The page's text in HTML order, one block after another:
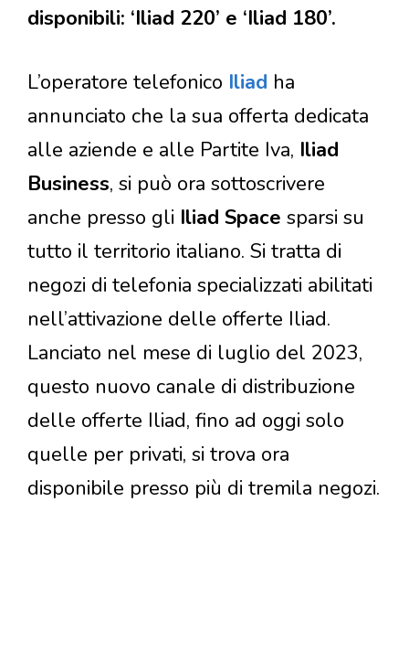
disponibili: ‘Iliad 220’ e ‘Iliad 180’.
L’operatore telefonico Iliad ha
annunciato che la sua offerta dedicata
alle aziende e alle Partite Iva, Iliad
Business, si può ora sottoscrivere
anche presso gli Iliad Space sparsi su
tutto il territorio italiano. Si tratta di
negozi di telefonia specializzati abilitati
nell’attivazione delle offerte Iliad.
Lanciato nel mese di luglio del 2023,
questo nuovo canale di distribuzione
delle offerte Iliad, fino ad oggi solo
quelle per privati, si trova ora
disponibile presso più di tremila negozi.